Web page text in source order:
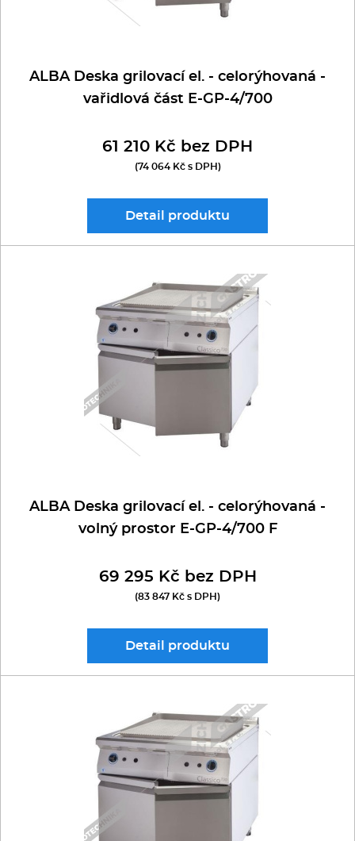
ALBA Deska grilovací el. - celorýhovaná -
vařidlová část E-GP-4/700
61 210 Kč bez DPH
(74 064 Kč s DPH)
Detail produktu
ALBA Deska grilovací el. - celorýhovaná -
volný prostor E-GP-4/700 F
69 295 Kč bez DPH
(83 847 Kč s DPH)
Detail produktu